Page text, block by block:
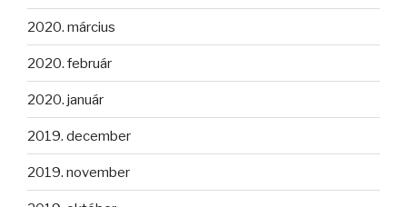
2020. március
2020. február
2020. január
2019. december
2019. november